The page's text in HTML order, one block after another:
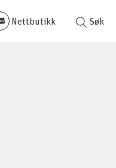
Nettbutikk Søk